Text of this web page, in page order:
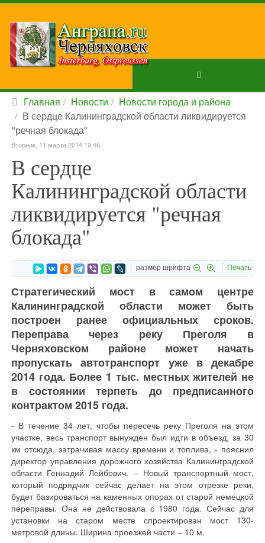
Главная Новости
Новости города и района
В сердце Калининградской области ликвидируется
"речная блокада"
Вторник, 11 марта 2014 19:46
В сердце
Калининградской области
ликвидируется "речная
блокада"
размер шрифта Печать
Стратегический мост в самом центре
Калининградской области может быть
построен ранее официальных сроков.
Переправа через реку Преголя в
Черняховском районе может начать
пропускать автотранспорт уже в декабре
2014 года. Более 1 тыс. местных жителей не
в состоянии терпеть до предписанного
контрактом 2015 года.
- В течение 34 лет, чтобы пересечь реку Преголя на этом
участке, весь транспорт вынужден был идти в объезд, за 30
км отсюда, затрачивая массу времени и топлива, - пояснил
директор управления дорожного хозяйства Калининградской
области Геннадий Лейбович. – Новый транспортный мост,
который подрядчик сейчас делает на этом отрезке реки,
будет базироваться на каменных опорах от старой немецкой
переправы. Она не действовала с 1980 года. Сейчас для
установки на старом месте спроектирован мост 130-
метровой длины. Ширина проезжей части – 10 м.